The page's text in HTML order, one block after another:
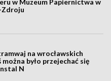
w Muzeum Papiernictwa w
Zdroju
na wrocławskich
było przejechać się
N